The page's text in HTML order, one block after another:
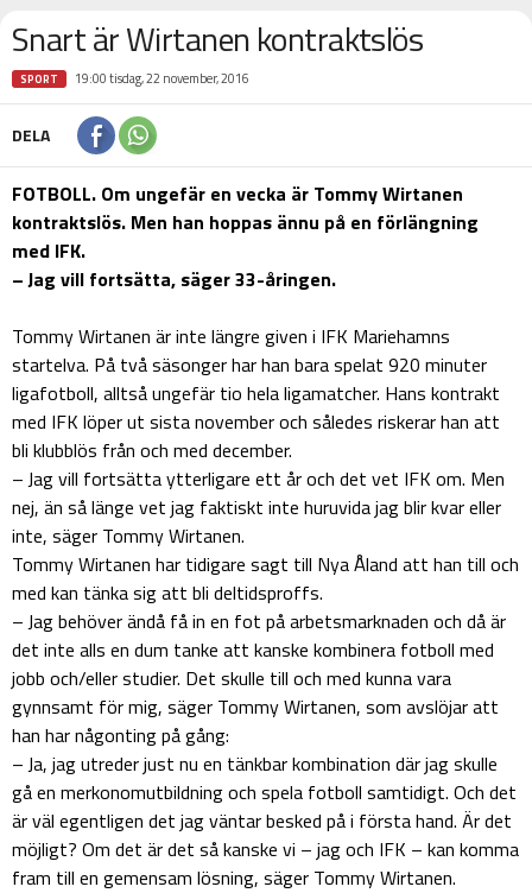
Snart är Wirtanen kontraktslös
SPORT 19:00 tisdag, 22 november, 2016
DELA
FOTBOLL. Om ungefär en vecka är Tommy Wirtanen
kontraktslös. Men han hoppas ännu på en förlängning
med IFK.
– Jag vill fortsätta, säger 33-åringen.
Tommy Wirtanen är inte längre given i IFK Mariehamns
startelva. På två säsonger har han bara spelat 920 minuter
ligafotboll, alltså ungefär tio hela ligamatcher. Hans kontrakt
med IFK löper ut sista november och således riskerar han att
bli klubblös från och med december.
– Jag vill fortsätta ytterligare ett år och det vet IFK om. Men
nej, än så länge vet jag faktiskt inte huruvida jag blir kvar eller
inte, säger Tommy Wirtanen.
Tommy Wirtanen har tidigare sagt till Nya Åland att han till och
med kan tänka sig att bli deltidsproffs.
– Jag behöver ändå få in en fot på arbetsmarknaden och då är
det inte alls en dum tanke att kanske kombinera fotboll med
jobb och/eller studier. Det skulle till och med kunna vara
gynnsamt för mig, säger Tommy Wirtanen, som avslöjar att
han har någonting på gång:
– Ja, jag utreder just nu en tänkbar kombination där jag skulle
gå en merkonomutbildning och spela fotboll samtidigt. Och det
är väl egentligen det jag väntar besked på i första hand. Är det
möjligt? Om det är det så kanske vi – jag och IFK – kan komma
fram till en gemensam lösning, säger Tommy Wirtanen.